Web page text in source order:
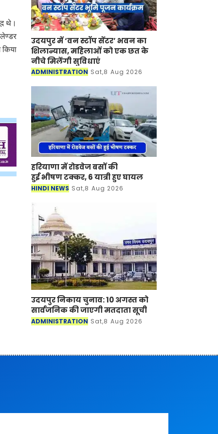
थे।
उदयपुर में ‘वन स्टॉप सेंटर’ भवन का
शिलान्यास, महिलाओं को एक छत के
नीचे मिलेंगी सुविधाएं
ADMINISTRATION Sat,8 Aug 2026
हरियाणा में रोडवेज बसों की
हुई भीषण टक्कर, 6 यात्री हुए घायल
HINDI NEWS Sat,8 Aug 2026
उदयपुर निकाय चुनाव: 10 अगस्त को
सार्वजनिक की जाएगी मतदाता सूची
ADMINISTRATION Sat,8 Aug 2026